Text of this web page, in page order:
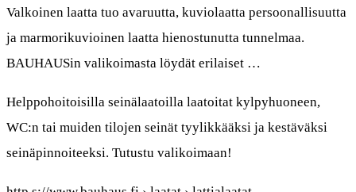
Valkoinen laatta tuo avaruutta, kuviolaatta persoonallisuutta
ja marmorikuvioinen laatta hienostunutta tunnelmaa.
BAUHAUSin valikoimasta löydät erilaiset …
Helppohoitoisilla seinälaatoilla laatoitat kylpyhuoneen,
WC:n tai muiden tilojen seinät tyylikkääksi ja kestäväksi
seinäpinnoiteeksi. Tutustu valikoimaan!